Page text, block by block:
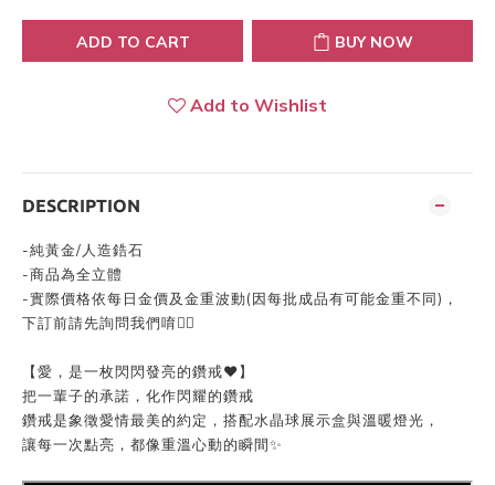
ADD TO CART BUY NOW
Add to Wishlist
DESCRIPTION
-純黃金/人造鋯石
-商品為全立體
-實際價格依每日金價及金重波動(因每批成品有可能金重不同) ，
下訂前請先詢問我們唷👍🏻
【愛，是一枚閃閃發亮的鑽戒❤️】
把一輩子的承諾，化作閃耀的鑽戒
鑽戒是象徵愛情最美的約定，搭配水晶球展示盒與溫暖燈光，
讓每一次點亮，都像重溫心動的瞬間✨